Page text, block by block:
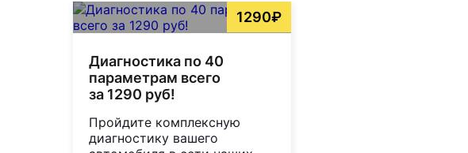
1290₽
Диагностика по 40
параметрам всего
за 1290 руб!
Пройдите комплексную
диагностику вашего